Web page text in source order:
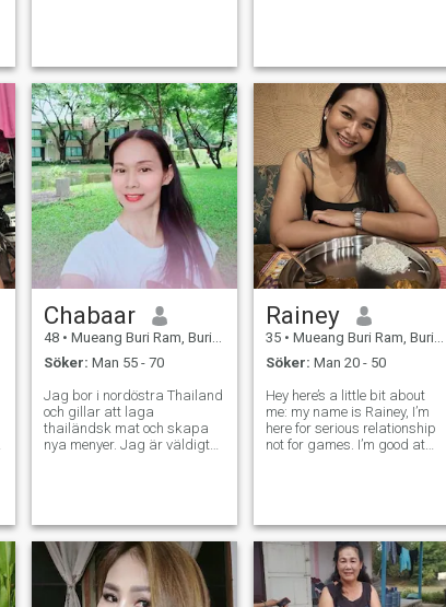
appreciate deep communi
oavsett om det är en
vandring uppför ett
Chabaar
48 • Mueang Buri Ram, Buriram, Thailand
Söker: Man 55 - 70
Jag bor i nordöstra Thailand
och gillar att laga
thailändsk mat och skapa
nya menyer. Jag är väldigt
ner till jorden. Jag är en bra
kille. Jag älskar att le och
vara grov, jag gillar att
hjälpa och muntra upp
människor, jag anpassar
Rainey
35 • Mueang Buri Ram, Buriram, Thailand
Söker: Man 20 - 50
Hey here’s a little bit about
me: my name is Rainey, I’m
here for serious relationship
not for games. I’m good at
family:) I hope I could find one
here